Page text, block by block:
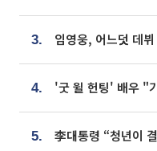
3.
4.
5.